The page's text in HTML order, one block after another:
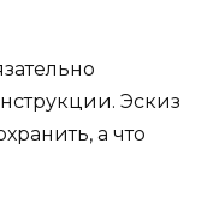
Эскиз
а что